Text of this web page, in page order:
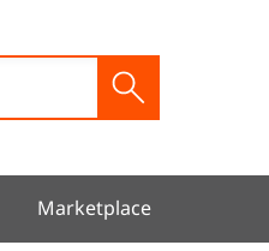
Marketplace